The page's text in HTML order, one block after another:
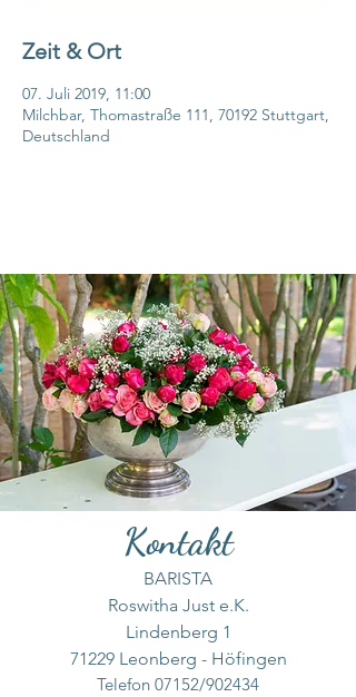
Zeit & Ort
07. Juli 2019, 11:00
Milchbar, Thomastraße 111, 70192 Stuttgart,
Deutschland
Kontakt
BARISTA
Roswitha Just e.K.
Lindenberg 1
71229 Leonberg - Höfingen
Telefon 07152/902434